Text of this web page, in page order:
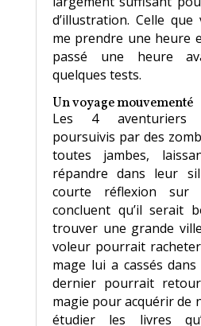
d’illustration. Celle
me prendre une heure
passé une heure
quelques tests.
Un voyage mouvementé
Les 4 aventuriers
poursuivis par des
toutes jambes,
répandre dans leur
courte réflexion sur
concluent qu’il serait
trouver une grande
voleur pourrait
mage lui a cassés
dernier pourrait
magie pour acquérir de
étudier les livres